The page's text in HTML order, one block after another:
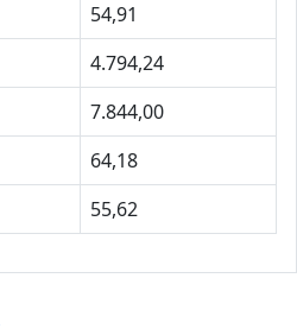
54,91
4.794,24
7.844,00
64,18
55,62